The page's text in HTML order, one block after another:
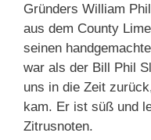
Gründers William
aus dem County
seinen
war als der Bill Phil
uns in die Zeit
kam. Er ist süß und
Zitrusnoten.